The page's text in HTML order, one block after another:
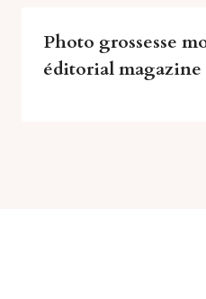
Photo grossesse
éditorial magazine